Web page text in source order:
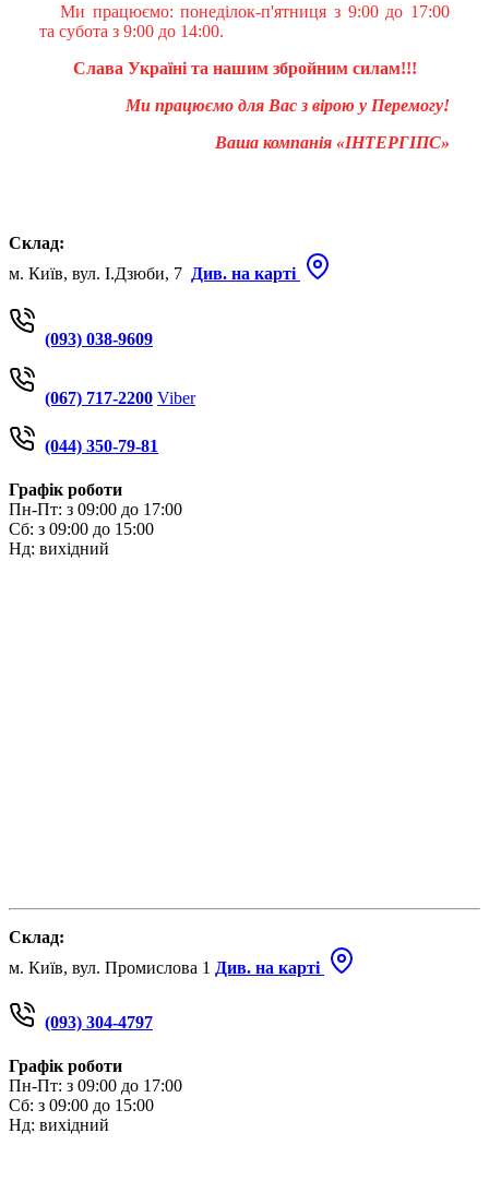
Ми працюємо: понеділок-п'ятниця з 9:00 до 17:00
та субота з 9:00 до 14:00.
Слава Україні та нашим збройним силам!!!
Ми працюємо для Вас з вірою у Перемогу!
Ваша компанія «ІНТЕРГІПС»
Склад:
м. Київ, вул. І.Дзюби, 7 Див. на карті
(093) 038-9609
(067) 717-2200 Viber
(044) 350-79-81
Графік роботи
Пн-Пт: з 09:00 до 17:00
Сб: з 09:00 до 15:00
Нд: вихідний
Склад:
м. Київ, вул. Промислова 1 Див. на карті
(093) 304-4797
Графік роботи
Пн-Пт: з 09:00 до 17:00
Сб: з 09:00 до 15:00
Нд: вихідний